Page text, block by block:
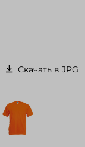
Скачать в JPG